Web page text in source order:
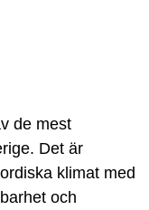
de mest
Det är
klimat med
och